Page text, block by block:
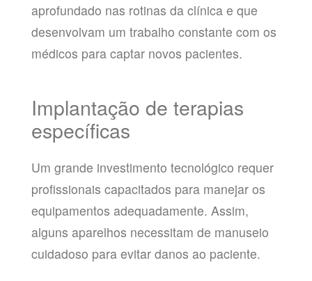
aprofundado nas rotinas da clínica e que
desenvolvam um trabalho constante com os
médicos para captar novos pacientes.
Implantação de terapias
específicas
Um grande investimento tecnológico requer
profissionais capacitados para manejar os
equipamentos adequadamente. Assim,
alguns aparelhos necessitam de manuseio
cuidadoso para evitar danos ao paciente.